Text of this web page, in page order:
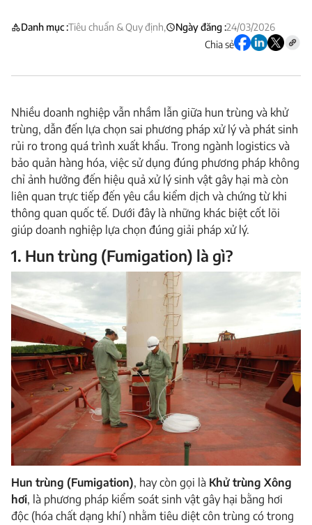
Danh mục :Tiêu chuẩn & Quy định, Ngày đăng :24/03/2026
Chia sẻ
Nhiều doanh nghiệp vẫn nhầm lẫn giữa hun trùng và khử
trùng, dẫn đến lựa chọn sai phương pháp xử lý và phát sinh
rủi ro trong quá trình xuất khẩu. Trong ngành logistics và
bảo quản hàng hóa, việc sử dụng đúng phương pháp không
chỉ ảnh hưởng đến hiệu quả xử lý sinh vật gây hại mà còn
liên quan trực tiếp đến yêu cầu kiểm dịch và chứng từ khi
thông quan quốc tế. Dưới đây là những khác biệt cốt lõi
giúp doanh nghiệp lựa chọn đúng giải pháp xử lý.
1. Hun trùng (Fumigation) là gì?
Hun trùng (Fumigation), hay còn gọi là Khử trùng Xông
hơi, là phương pháp kiểm soát sinh vật gây hại bằng hơi
độc (hóa chất dạng khí) nhằm tiêu diệt côn trùng có trong